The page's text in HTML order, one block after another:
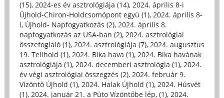
(15), 2024-es év asztrológiája (14), 2024. április 8-i
Újhold-Chiron-Holdcsomópont együ (1), 2024. április 8-
i, Újhold- Napfogyatkozás (2), 2024. április 8.
napfogyatkozás az USA-ban (2), 2024. asztrológiai
összefoglaló (1), 2024. asztrológiája (7), 2024. augusztus
19. Telihold (1), 2024. Bika hava (1), 2024. Bika havának
asztrológiája (1), 2024. decemberi asztrológia (1), 2024.
év végi asztrológiai összegzés (2), 2024. február 9.
Vízöntő Újhold (1), 2024. Halak Újhold (1), 2024. Húsvét
(1), 2024. január 21. a Púto Vízöntőbe lép, (1), 2024.